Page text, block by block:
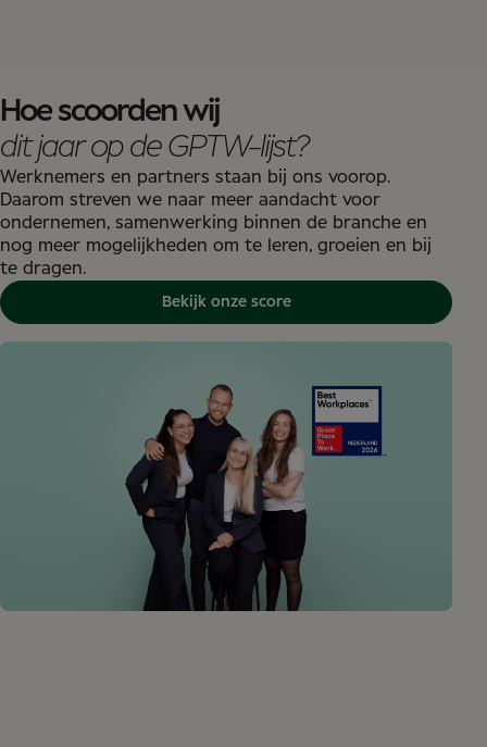
Hoe scoorden wij
dit jaar op de GPTW-lijst?
Werknemers en partners staan bij ons voorop.
Daarom streven we naar meer aandacht voor
ondernemen, samenwerking binnen de branche en
nog meer mogelijkheden om te leren, groeien en bij
te dragen.
Bekijk onze score